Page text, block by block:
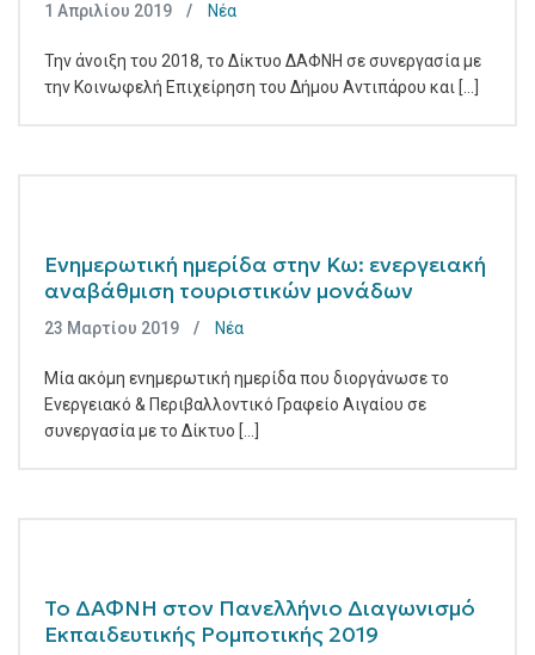
1 Απριλίου 2019 Νέα
Την άνοιξη του 2018, το Δίκτυο ΔΑΦΝΗ σε συνεργασία με
την Κοινωφελή Επιχείρηση του Δήμου Αντιπάρου και [...]
Ενημερωτική ημερίδα στην Κω: ενεργειακή
αναβάθμιση τουριστικών μονάδων
23 Μαρτίου 2019 Νέα
Μία ακόμη ενημερωτική ημερίδα που διοργάνωσε το
Ενεργειακό & Περιβαλλοντικό Γραφείο Αιγαίου σε
συνεργασία με το Δίκτυο [...]
Το ΔΑΦΝΗ στον Πανελλήνιο Διαγωνισμό
Εκπαιδευτικής Ρομποτικής 2019